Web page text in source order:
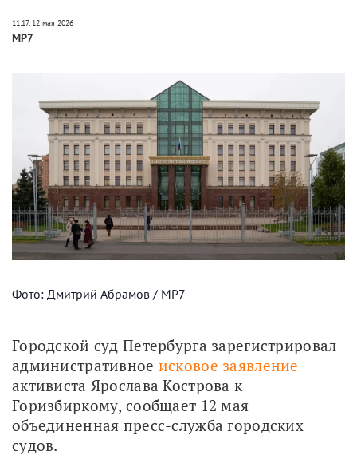
МР7
Фото: Дмитрий Абрамов / МР7
Городской суд Петербурга зарегистрировал
административное исковое заявление
активиста Ярослава Кострова к
Горизбиркому, сообщает 12 мая
объединенная пресс-служба городских
судов.